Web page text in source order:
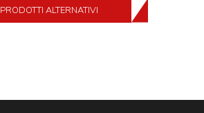
PRODOTTI ALTERNATIVI